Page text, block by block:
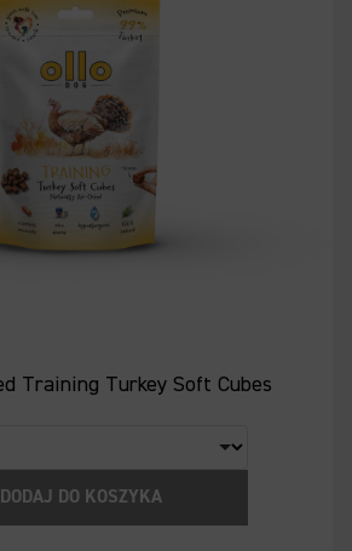
Training Turkey Soft Cubes
DODAJ DO KOSZYKA